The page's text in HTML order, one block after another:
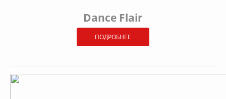
Dance Flair
ПОДРОБНЕЕ